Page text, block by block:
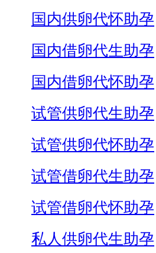
国内供卵代怀助孕
国内借卵代生助孕
国内借卵代怀助孕
试管供卵代生助孕
试管供卵代怀助孕
试管借卵代生助孕
试管借卵代怀助孕
私人供卵代生助孕